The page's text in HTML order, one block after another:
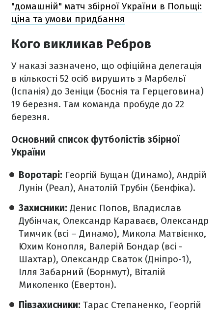
"домашній" матч збірної України в Польщі:
ціна та умови придбання
Кого викликав Ребров
У наказі зазначено, що офіційна делегація
в кількості 52 осіб вирушить з Марбельї
(Іспанія) до Зеніци (Боснія та Герцеговина)
19 березня. Там команда пробуде до 22
березня.
Основний список футболістів збірної
України
Воротарі: Георгій Бущан (Динамо), Андрій
Лунін (Реал), Анатолій Трубін (Бенфіка).
Захисники: Денис Попов, Владислав
Дубінчак, Олександр Караваєв, Олександр
Тимчик (всі – Динамо), Микола Матвієнко,
Юхим Конопля, Валерій Бондар (всі -
Шахтар), Олександр Сваток (Дніпро-1),
Ілля Забарний (Борнмут), Віталій
Миколенко (Евертон).
Півзахисники: Тарас Степаненко, Георгій